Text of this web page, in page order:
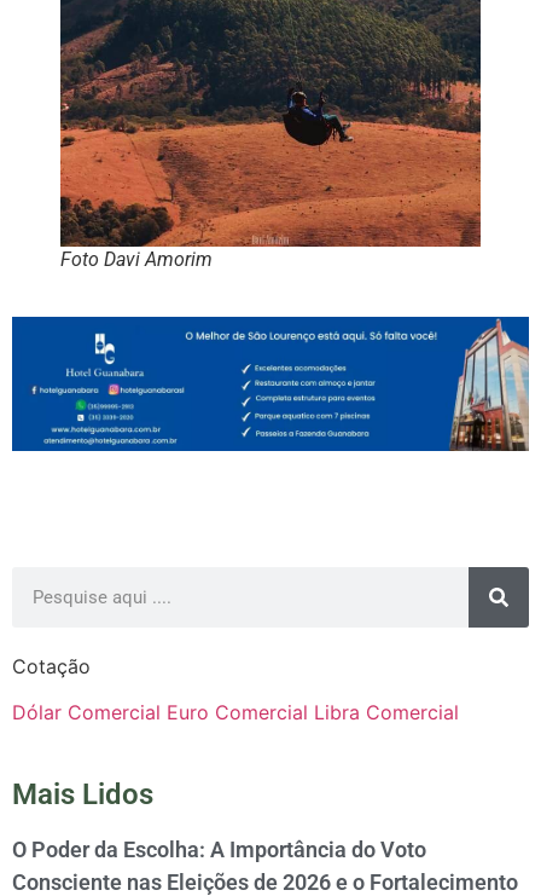
Foto Davi Amorim
Cotação
Dólar Comercial Euro Comercial Libra Comercial
Mais Lidos
O Poder da Escolha: A Importância do Voto
Consciente nas Eleições de 2026 e o Fortalecimento